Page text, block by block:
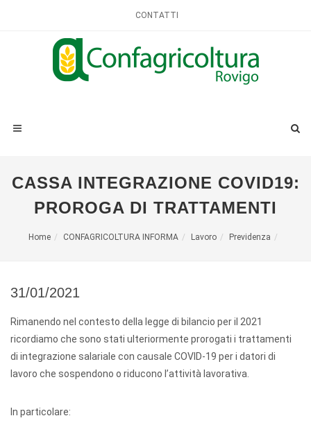
CONTATTI
CASSA INTEGRAZIONE COVID19:
PROROGA DI TRATTAMENTI
Home CONFAGRICOLTURA INFORMA Lavoro Previdenza
31/01/2021
Rimanendo nel contesto della legge di bilancio per il 2021
ricordiamo che sono stati ulteriormente prorogati i trattamenti
di integrazione salariale con causale COVID-19 per i datori di
lavoro che sospendono o riducono l’attività lavorativa.
In particolare: